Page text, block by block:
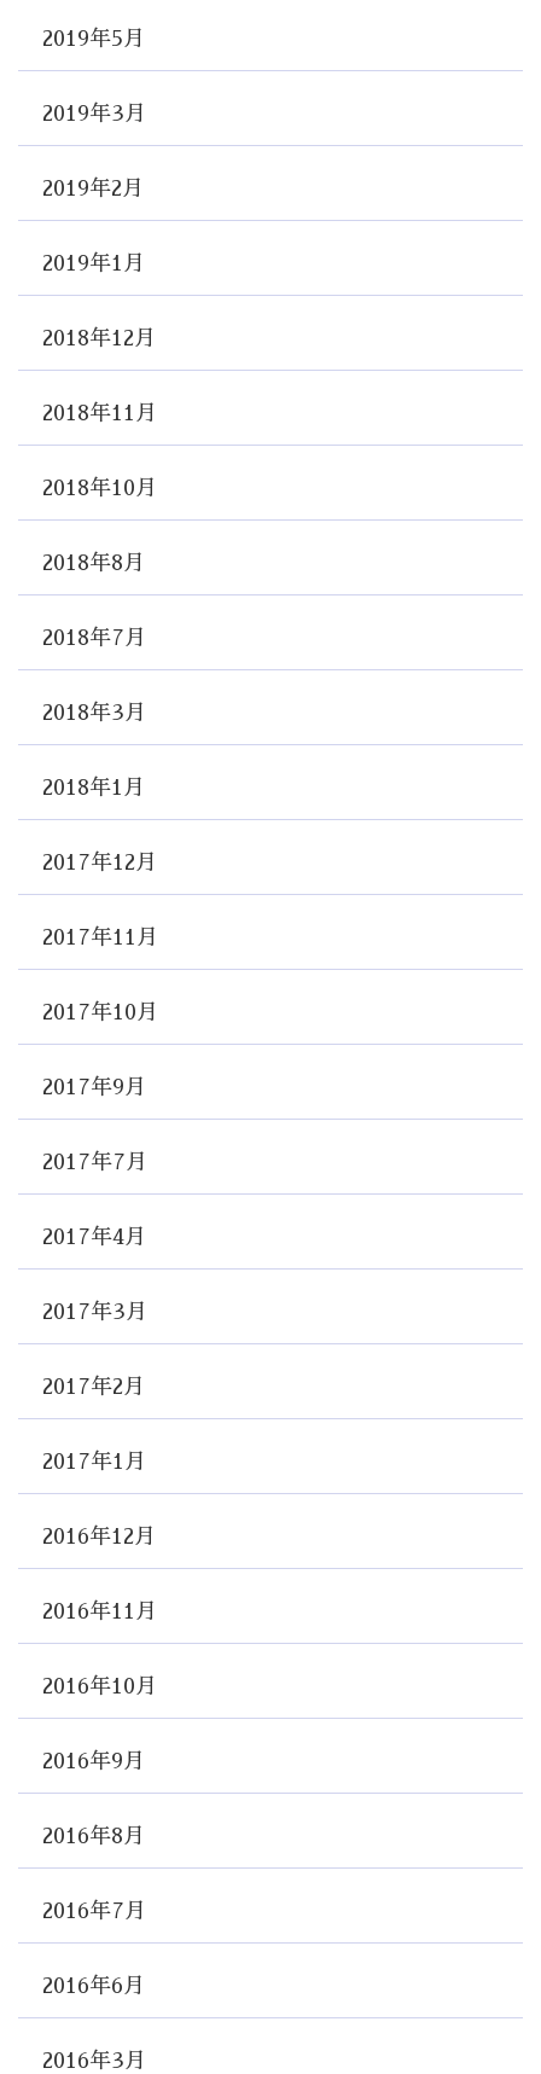
2019年5月
2019年3月
2019年2月
2019年1月
2018年12月
2018年11月
2018年10月
2018年8月
2018年7月
2018年3月
2018年1月
2017年12月
2017年11月
2017年10月
2017年9月
2017年7月
2017年4月
2017年3月
2017年2月
2017年1月
2016年12月
2016年11月
2016年10月
2016年9月
2016年8月
2016年7月
2016年6月
2016年3月